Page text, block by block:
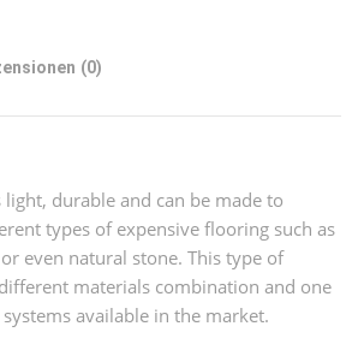
(0)
durable and can be made to
types of expensive flooring such as
even natural stone. This type of
materials combination and one
available in the market.